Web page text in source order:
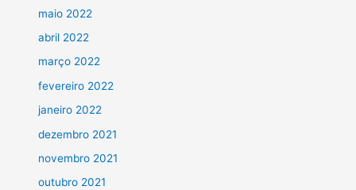
maio 2022
abril 2022
março 2022
fevereiro 2022
janeiro 2022
dezembro 2021
novembro 2021
outubro 2021